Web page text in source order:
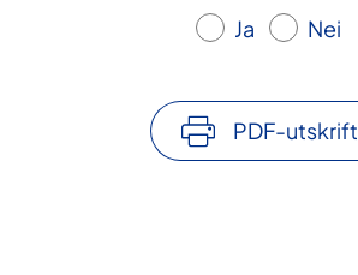
Ja Nei
PDF-utskrift